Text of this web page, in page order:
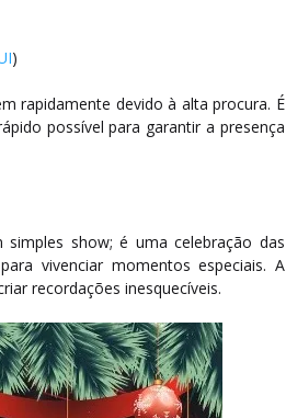
)
rapidamente devido à alta procura. É
possível para garantir a presença
show; é uma celebração das
vivenciar momentos especiais. A
recordações inesquecíveis.